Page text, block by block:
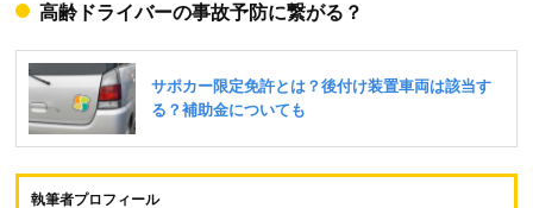
高齢ドライバーの事故予防に繋がる？
執筆者プロフィール